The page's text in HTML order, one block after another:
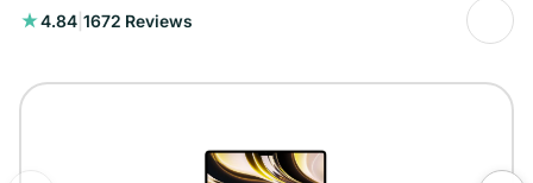
4.84 1672 Reviews
1672